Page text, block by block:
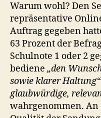
Warum wohl? Den
repräsentative
Auftrag gegeben
63 Prozent der
Schulnote 1 oder 2
bediene „den
sowie klarer Haltung“
glaubwürdige,
wahrgenommen.